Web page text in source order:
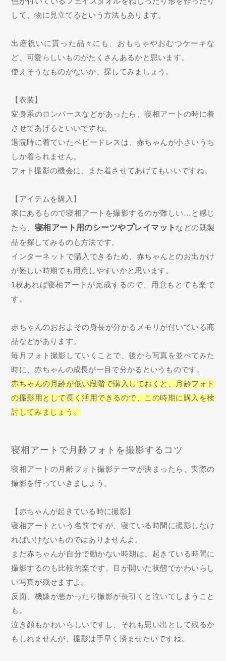
して、物に見立てるという方法もあります。
出産祝いに貰った品々にも、おもちゃやおむつケーキな
ど、可愛らしいものがたくさんあるかと思います。
使えそうなものがないか、探してみましょう。
【衣装】
変身系のロンパースなどがあったら、寝相アートの時に着
させてあげるといいですね。
退院時に着ていたベビードレスは、赤ちゃんが小さいうち
しか着られません。
フォト撮影の機会に、また着させてあげてもいいですね。
【アイテムを購入】
家にあるもので寝相アートを撮影するのが難しい…と感じ
たら、 寝相アート用のシーツやプレイマット などの既製
品を探してみるのも方法です。
インターネットで購入できるため、赤ちゃんとのお出かけ
が難しい時期でも用意しやすいかと思います。
1枚あれば寝相アートが完成するので、用意もとても楽で
す。
赤ちゃんのおおよその身長が分かるメモリが付いている商
品などがあります。
毎月フォト撮影していくことで、後から写真を並べてみた
時に、赤ちゃんの成長が一目で分かるというものです。
赤ちゃんの月齢が低い段階で購入しておくと、月齢フォト
の撮影用として長く活用できるので、この時期に購入を検
討してみましょう。
寝相アートで月齢フォトを撮影するコツ
寝相アートの月齢フォト撮影テーマが決まったら、実際の
撮影を行っていきましょう。
【赤ちゃんが起きている時に撮影】
寝相アートという名前ですが、寝ている時間に撮影しなけ
ればいけないものではありませんよ。
まだ赤ちゃんが自分で動かない時期は、起きている時間に
撮影するのも比較的楽です。目が開いた状態でかわいらし
い写真が残せますよ。
反面、機嫌が悪かったり撮影が長引くと泣いてしまうこと
も。
泣き顔もかわいらしいですし、それも思い出として残るか
もしれませんが、撮影は手早く済ませたいですね。